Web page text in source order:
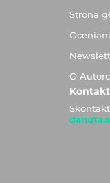
Strona
O
Kontakt